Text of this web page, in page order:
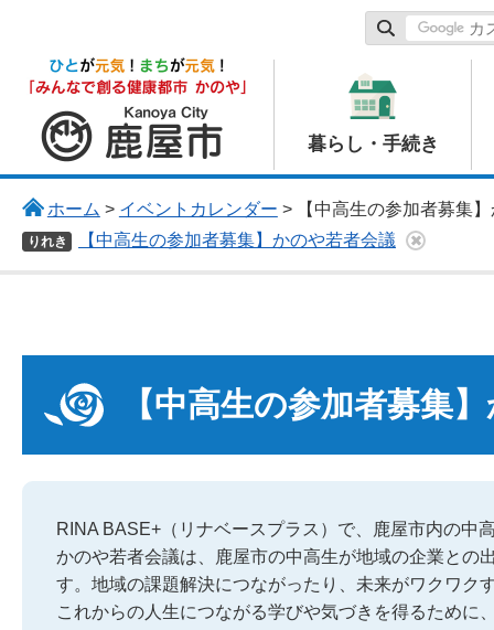
鹿屋市
暮らし・手続き
ホーム > イベントカレンダー > 【中高生の参加者募集
りれき 【中高生の参加者募集】かのや若者会議
【中高生の参加者募集
RINA BASE+（リナベースプラス）で、鹿屋市内の中
かのや若者会議は、鹿屋市の中高生が地域の企業との
す。地域の課題解決につながったり、未来がワクワク
これからの人生につながる学びや気づきを得るため